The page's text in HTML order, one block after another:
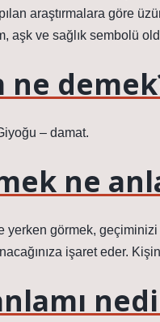
araştırmalara göre
aşk ve sağlık sembolü
ne
– damat.
ne
yerken görmek,
işaret eder.